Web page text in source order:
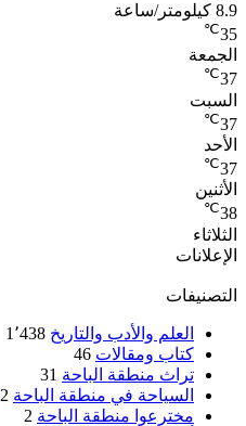
8.9 كيلومتر/ساعة
35
℃
الجمعة
37
℃
السبت
37
℃
الأحد
37
℃
الأثنين
38
℃
الثلاثاء
الإعلانات
التصنيفات
العلم والأدب والتاريخ 1٬438
كتاب ومقالات 46
تراث منطقة الباحة 31
السياحة في منطقة الباحة 2
مخترعوا منطقة الباحة 2